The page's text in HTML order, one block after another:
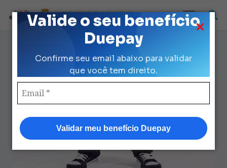
Valide o seu benefício
Duepay
Confirme seu email abaixo para validar
que você tem direito.
Validar meu benefício Duepay
Loja Credenciada para auxilio Uniforme
e Kit Escolar da Prefeitura de São Paulo
Tenis da Prefeitura: 5
Vantagens Incríveis nas
Compras Escolares